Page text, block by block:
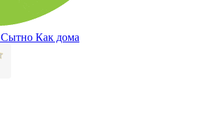
Сытно Как дома